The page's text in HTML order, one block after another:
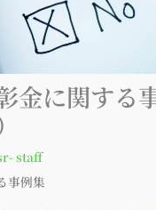
金に関する
staff
事例集